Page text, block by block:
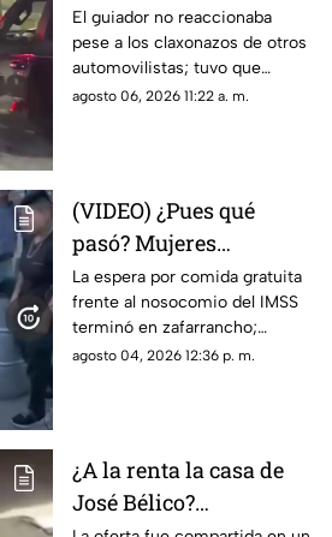
dormido en la fila del
puente libre y se
viraliza en Ciudad
Juárez
El guiador no reaccionaba
pese a los claxonazos de otros
automovilistas; tuvo que
intervenir un agente de CBP
agosto 06, 2026 11:22 a. m.
(VIDEO) ¿Pues qué
pasó? Mujeres
protagonizan peculiar
riña con jalones de
cabello en fila de
burritos y desatan
La espera por comida gratuita
frente al nosocomio del IMSS
terminó en zafarrancho;
testigos tuvieron que
agosto 04, 2026 12:36 p. m.
¿A la renta la casa de
José Bélico?